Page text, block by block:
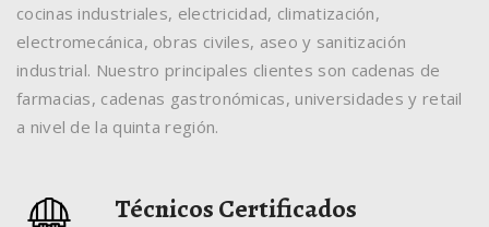
cocinas industriales, electricidad, climatización,
electromecánica, obras civiles, aseo y sanitización
industrial. Nuestro principales clientes son cadenas de
farmacias, cadenas gastronómicas, universidades y retail
a nivel de la quinta región.
Técnicos Certificados